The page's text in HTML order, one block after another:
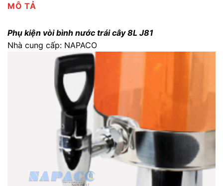
MÔ TẢ
Phụ kiện vòi bình nước trái cây 8L J81
Nhà cung cấp: NAPACO